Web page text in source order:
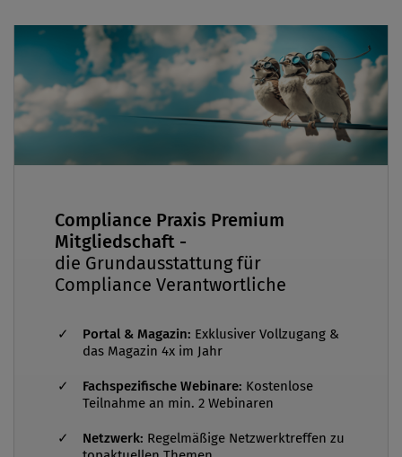
Compliance Praxis Premium
Mitgliedschaft -
die Grundausstattung für
Compliance Verantwortliche
Portal & Magazin: Exklusiver Vollzugang &
das Magazin 4x im Jahr
Fachspezifische Webinare: Kostenlose
Teilnahme an min. 2 Webinaren
Netzwerk: Regelmäßige Netzwerktreffen zu